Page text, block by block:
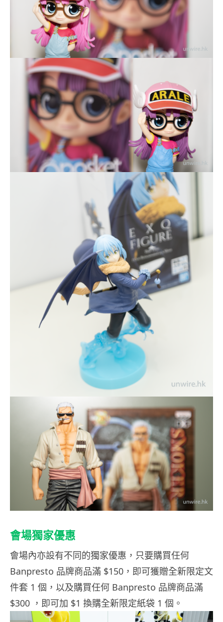
會場獨家優惠
會場內亦設有不同的獨家優惠，只要購買任何
Banpresto 品牌商品滿 $150，即可獲贈全新限定文
件套 1 個，以及購買任何 Banpresto 品牌商品滿
$300 ，即可加 $1 換購全新限定紙袋 1 個。